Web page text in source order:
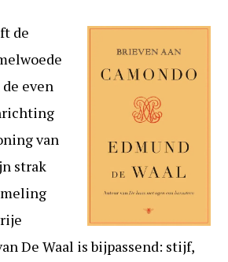
de
even
van
strak
De Waal is bijpassend: stijf,